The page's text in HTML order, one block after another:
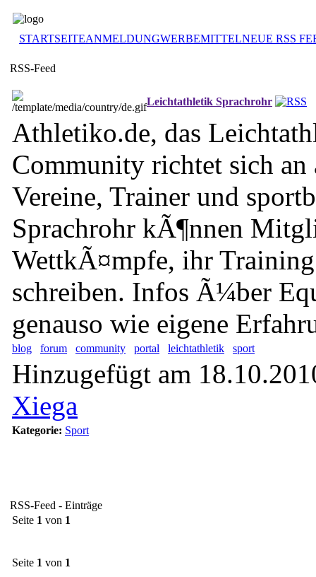
STARTSEITEANMELDUNGWERBEMITTELNEUE RSS
RSS-Feed
Leichtathletik Sprachrohr
Athletiko.de, das
Community richtet sich an
Vereine, Trainer und
Sprachrohr kÃ¶nnen
WettkÃ¤mpfe, ihr
schreiben. Infos Ã¼ber
genauso wie eigene
blog forum community portal leichtathletik sport
Hinzugefügt am
Xiega
Kategorie: Sport
RSS-Feed - Einträge
Seite 1 von 1
Seite 1 von 1